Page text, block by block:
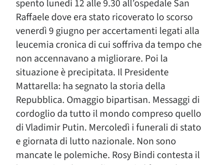
spento lunedì 12 alle 9.30 all’ospedale San
Raffaele dove era stato ricoverato lo scorso
venerdì 9 giugno per accertamenti legati alla
leucemia cronica di cui soffriva da tempo che
non accennavano a migliorare. Poi la
situazione è precipitata. Il Presidente
Mattarella: ha segnato la storia della
Repubblica. Omaggio bipartisan. Messaggi di
cordoglio da tutto il mondo compreso quello
di Vladimir Putin. Mercoledì i funerali di stato
e giornata di lutto nazionale. Non sono
mancate le polemiche. Rosy Bindi contesta il